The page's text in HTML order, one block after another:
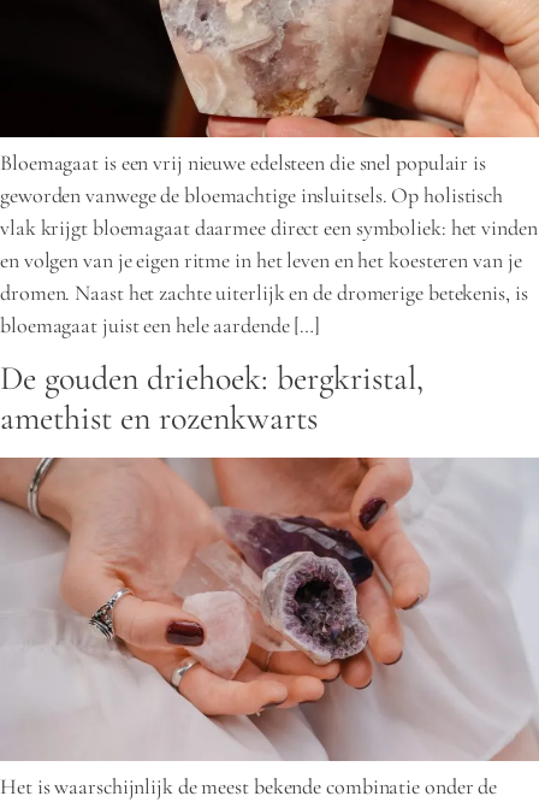
Bloemagaat is een vrij nieuwe edelsteen die snel populair is
geworden vanwege de bloemachtige insluitsels. Op holistisch
vlak krijgt bloemagaat daarmee direct een symboliek: het vinden
en volgen van je eigen ritme in het leven en het koesteren van je
dromen. Naast het zachte uiterlijk en de dromerige betekenis, is
bloemagaat juist een hele aardende […]
De gouden driehoek: bergkristal,
amethist en rozenkwarts
Het is waarschijnlijk de meest bekende combinatie onder de